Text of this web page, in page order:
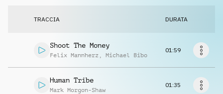
Richiedi musica
TRACCIA DURATA
Shoot The Money
Felix Mannherz , Michael Bibo
01:59
Human Tribe
Mark Morgon-Shaw
01:35